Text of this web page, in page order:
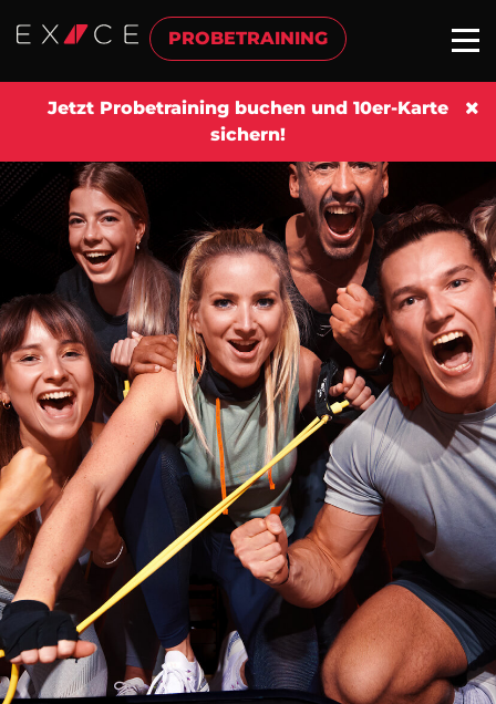
PROBETRAINING
Jetzt Probetraining buchen und 10er-Karte
sichern!